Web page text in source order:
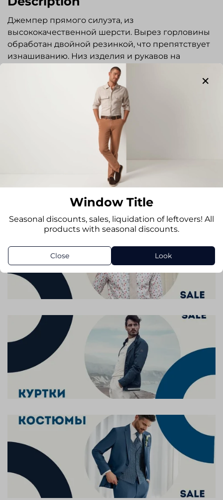
Джемпер прямого силуэта, из
высококачественной шерсти. Вырез горловины
обработан двойной резинкой, что препятствует
изнашиванию. Низ изделия и рукавов на
резинке. Прекрасно сочетается как с джинсами и
повседневными брюками в стиле casual, так и с
классическими брюками.
No one has left any reviews yet
Window Title
Seasonal discounts, sales, liquidation of leftovers! All
products with seasonal discounts.
Close Look